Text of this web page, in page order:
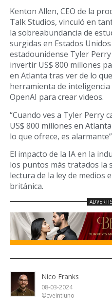
Kenton Allen, CEO de la
Talk Studios, vinculó en
la sobreabundancia de
surgidas en Estados
estadounidense Tyler
invertir US$ 800 millones
en Atlanta tras ver de lo
herramienta de
OpenAI para crear videos.
“Cuando ves a Tyler Perry
US$ 800 millones en
lo que ofrece, es
El impacto de la IA en la
los puntos más tratados la
lectura de la ley de medios
británica.
Nico Franks
08-03-2024
©cveintiuno